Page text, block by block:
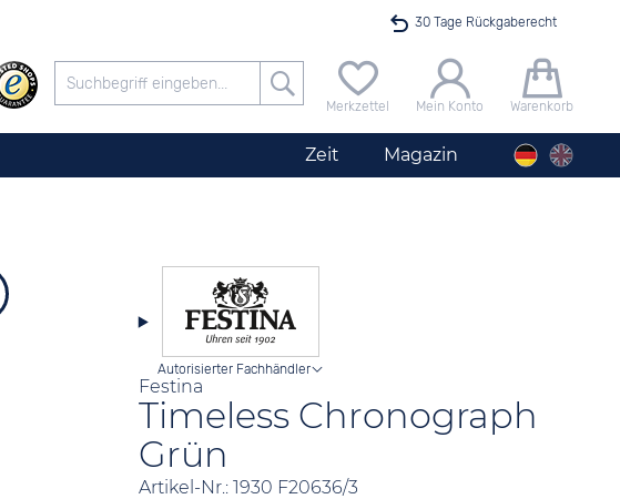
30 Tage Rückgaberecht
Versandkostenfrei ab 40 €
24h Expresslieferung
100 Tage Niedrigpreisgarantie
Merkzettel Mein Konto Warenkorb
Zeit Magazin
Festina
Timeless Chronograph
Grün
Artikel-Nr.: 1930 F20636/3
Autorisierter Fachhändler